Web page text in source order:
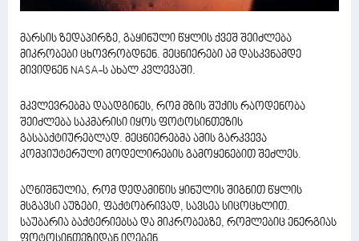
მარსის ზედაპირზე, გაყინული წყლის ქვეშ შეიძლება
მიკრობები ცხოვრობდნენ. მეცნიერები ამ დასკვნამდე
მივიდნენ NASA-ს ახალ კვლევაში.
მკვლევრებმა დაადგინეს, რომ მზის შუქის რაოდენობა
შეიძლება საკმარისი იყოს ფოტოსინთეზის
გასააქტიურებლად. მეცნიერებმა ამის გარკვევა
კომპიუტერული მოდელირების გამოყენებით შეძლეს.
აღნიშნულია, რომ დედამიწის ყინულის შიგნით წყლის
მსგავსი აუზები, ფაქტობრივად, სავსეა სიცოცხლით.
საუბარია ბაქტერიებსა და მიკრობებზე, რომლებიც ენერგიას